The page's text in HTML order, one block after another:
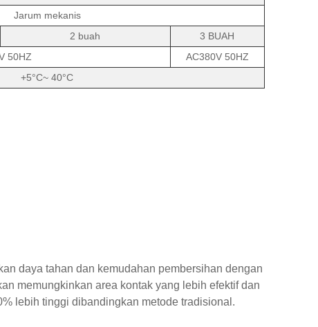
Jarum mekanis
2 buah
3 BUAH
50HZ
AC380V 50HZ
+5°C~ 40°C
daya tahan dan kemudahan pembersihan dengan
memungkinkan area kontak yang lebih efektif dan
lebih tinggi dibandingkan metode tradisional.